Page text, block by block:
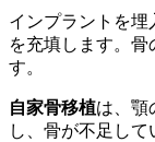
インプラントを埋
を充填します。骨
す。
自家骨移植は、顎
し、骨が不足して